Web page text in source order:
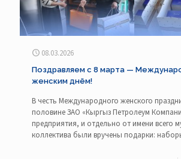
08.03.2026
Поздравляем с 8 марта —
женским днём!
В честь Международного женского
половине ЗАО «Кыргыз Петролеум
предприятия, и отдельно от имени всего
коллектива были вручены подарки: